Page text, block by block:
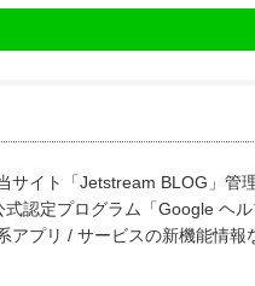
イト「Jetstream BLOG」管理
認定プログラム「Google ヘル
アプリ / サービスの新機能情報